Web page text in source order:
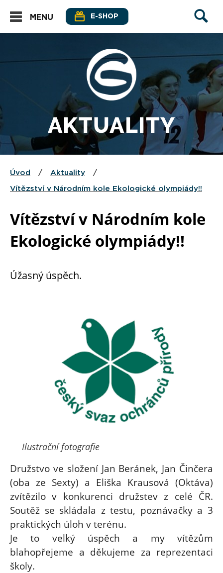
MENU E-SHOP
AKTUALITY
Úvod / Aktuality /
Vítězství v Národním kole Ekologické olympiády!!
Vítězství v Národním kole
Ekologické olympiády!!
Úžasný úspěch.
Ilustrační fotografie
Družstvo ve složení Jan Beránek, Jan Činčera
(oba ze Sexty) a Eliška Krausová (Oktáva)
zvítězilo v konkurenci družstev z celé ČR.
Soutěž se skládala z testu, poznávačky a 3
praktických úloh v terénu.
Je to velký úspěch a my vítězům
blahopřejeme a děkujeme za reprezentaci
školy.